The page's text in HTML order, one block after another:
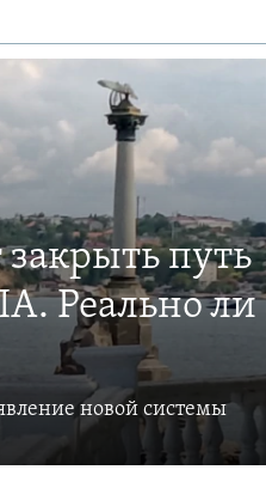
путь
Реально ли
новой системы